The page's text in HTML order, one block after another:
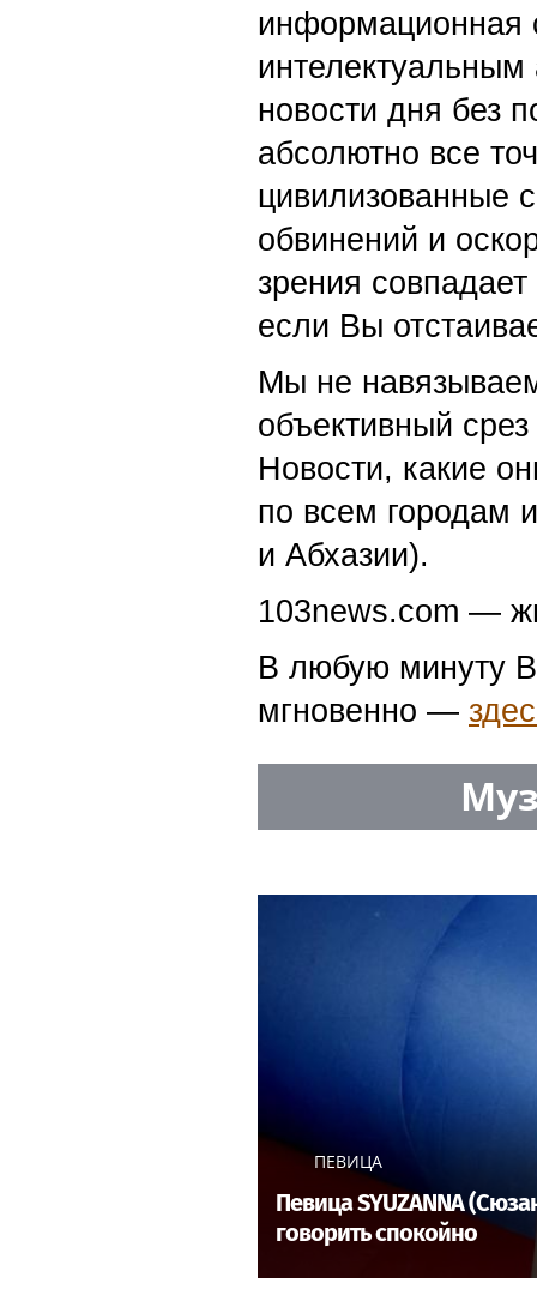
информационная
новости дня без
абсолютно все
цивилизованные
обвинений и
зрения
если Вы
Мы не
объективный
Новости, какие
по всем городам
и Абхазии).
103news.com —
В любую минуту
мгновенно —
ПЕВИЦА
Певица SYUZANNA
говорить спокойно